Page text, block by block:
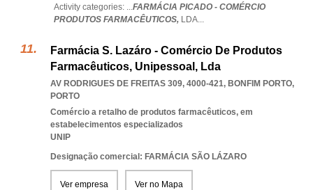
Activity categories: ...FARMÁCIA PICADO - COMÉRCIO
PRODUTOS FARMACÊUTICOS, LDA...
Farmácia S. Lazáro - Comércio De Produtos
Farmacêuticos, Unipessoal, Lda
AV RODRIGUES DE FREITAS 309, 4000-421, BONFIM PORTO,
PORTO
Comércio a retalho de produtos farmacêuticos, em
estabelecimentos especializados
UNIP
Designação comercial: FARMÁCIA SÃO LÁZARO
Ver empresa Ver no Mapa